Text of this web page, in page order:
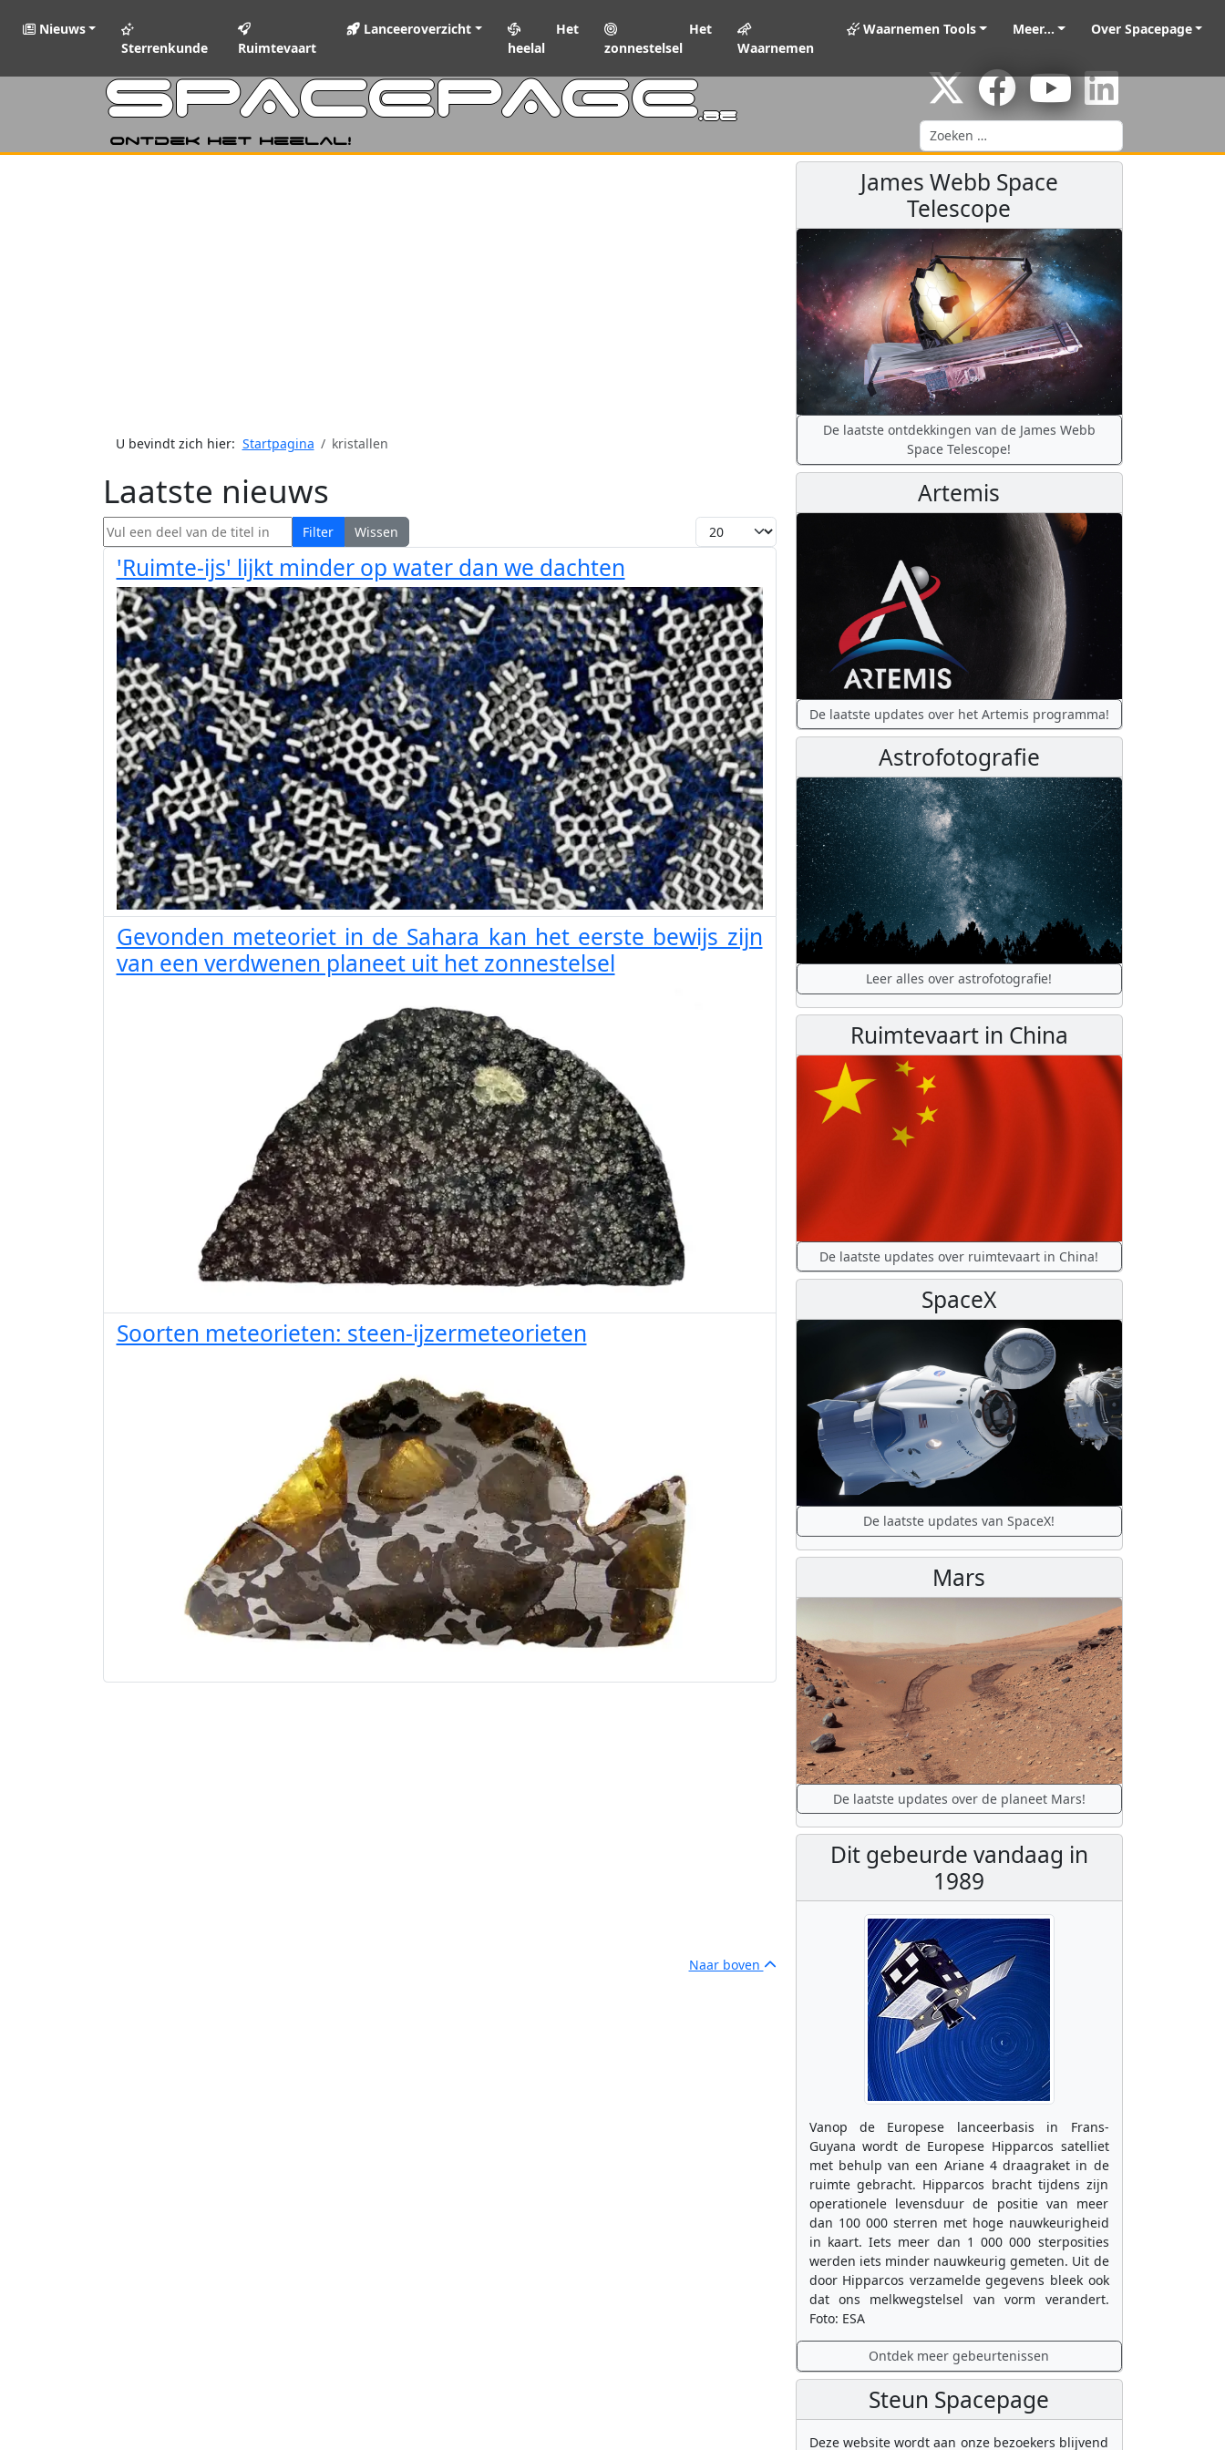
Nieuws
Sterrenkunde
Ruimtevaart
Lanceeroverzicht
Het
heelal
Het
zonnestelsel
Waarnemen
Waarnemen Tools Meer... Over Spacepage
SPACEPAGE.be
Ontdek het heelal!
Zoeken
U bevindt zich hier: Startpagina kristallen
Laatste nieuws
Vul een deel van de titel in Filter Wissen Toon #
'Ruimte-ijs' lijkt minder op water dan we dachten
Gevonden meteoriet in de Sahara kan het eerste bewijs zijn
van een verdwenen planeet uit het zonnestelsel
Soorten meteorieten: steen-ijzermeteorieten
Naar boven
James Webb Space
Telescope
De laatste ontdekkingen van de James Webb
Space Telescope!
Artemis
De laatste updates over het Artemis programma!
Astrofotografie
Leer alles over astrofotografie!
Ruimtevaart in China
De laatste updates over ruimtevaart in China!
SpaceX
De laatste updates van SpaceX!
Mars
De laatste updates over de planeet Mars!
Dit gebeurde vandaag in
1989
Vanop de Europese lanceerbasis in Frans-
Guyana wordt de Europese Hipparcos satelliet
met behulp van een Ariane 4 draagraket in de
ruimte gebracht. Hipparcos bracht tijdens zijn
operationele levensduur de positie van meer
dan 100 000 sterren met hoge nauwkeurigheid
in kaart. Iets meer dan 1 000 000 sterposities
werden iets minder nauwkeurig gemeten. Uit de
door Hipparcos verzamelde gegevens bleek ook
dat ons melkwegstelsel van vorm verandert.
Foto: ESA
Ontdek meer gebeurtenissen
Steun Spacepage
Deze website wordt aan onze bezoekers blijvend